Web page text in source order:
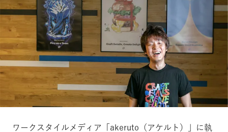
ワークスタイルメディア「akeruto（アケルト）」に執